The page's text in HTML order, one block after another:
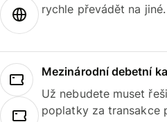
rychle převádět na jiné.
Mezinárodní debetní
Už nebudete muset
poplatky za transakce